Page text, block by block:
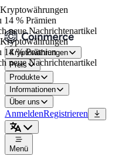
% Prämien
neue Nachrichtenartikel
% Prämien
neue Nachrichtenartikel
Kryptowährungen
Preis
Produkte
Informationen
Über uns
AnmeldenRegistrieren
Menü